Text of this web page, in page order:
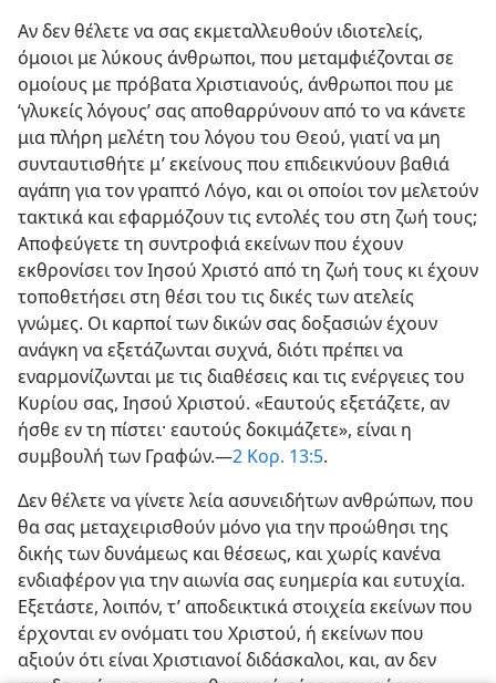
Αν δεν θέλετε να σας εκμεταλλευθούν ιδιοτελείς,
όμοιοι με λύκους άνθρωποι, που μεταμφιέζονται σε
ομοίους με πρόβατα Χριστιανούς, άνθρωποι που με
‘γλυκείς λόγους’ σας αποθαρρύνουν από το να κάνετε
μια πλήρη μελέτη του λόγου του Θεού, γιατί να μη
συνταυτισθήτε μ’ εκείνους που επιδεικνύουν βαθιά
αγάπη για τον γραπτό Λόγο, και οι οποίοι τον μελετούν
τακτικά και εφαρμόζουν τις εντολές του στη ζωή τους;
Αποφεύγετε τη συντροφιά εκείνων που έχουν
εκθρονίσει τον Ιησού Χριστό από τη ζωή τους κι έχουν
τοποθετήσει στη θέσι του τις δικές των ατελείς
γνώμες. Οι καρποί των δικών σας δοξασιών έχουν
ανάγκη να εξετάζωνται συχνά, διότι πρέπει να
εναρμονίζωνται με τις διαθέσεις και τις ενέργειες του
Κυρίου σας, Ιησού Χριστού. «Εαυτούς εξετάζετε, αν
ήσθε εν τη πίστει· εαυτούς δοκιμάζετε», είναι η
συμβουλή των Γραφών.—2 Κορ. 13:5.
Δεν θέλετε να γίνετε λεία ασυνειδήτων ανθρώπων, που
θα σας μεταχειρισθούν μόνο για την προώθησι της
δικής των δυνάμεως και θέσεως, και χωρίς κανένα
ενδιαφέρον για την αιωνία σας ευημερία και ευτυχία.
Εξετάστε, λοιπόν, τ’ αποδεικτικά στοιχεία εκείνων που
έρχονται εν ονόματι του Χριστού, ή εκείνων που
αξιούν ότι είναι Χριστιανοί διδάσκαλοι, και, αν δεν